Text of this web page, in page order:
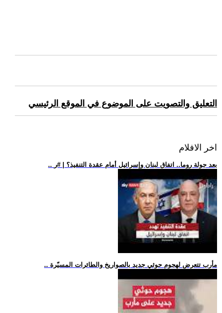
التعليق والتصويت على الموضوع في الموقع الرئيسي
اخر الافلام
.. بعد جولة روما.. اتفاق لبنان وإسرائيل أمام عقدة التنفيذ؟ | #ر
.. مأرب تتعرض لهجوم حوثي جديد بالصواريخ والطائرات المسيّرة